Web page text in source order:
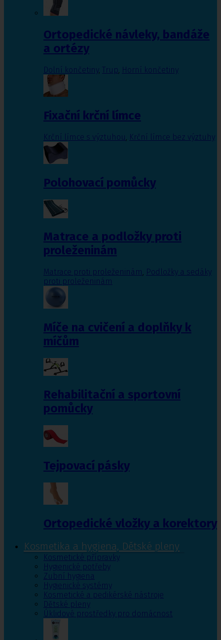
Ortopedické návleky, bandáže
a ortézy
Dolní končetiny, Trup, Horní končetiny
Fixační krční límce
Krční límce s výztuhou Krční límce bez výztuhy
Polohovací pomůcky
Matrace a podložky proti
proleženinám
Matrace proti proleženinám, Podložky a sedáky
proti proleženinám
Míče na cvičení a doplňky k
míčům
Rehabilitační a sportovní
pomůcky
Tejpovací pásky
Ortopedické vložky a korektory
Kosmetika a hygiena, Dětské pleny
Kosmetické přípravky
Hygienické potřeby
Zubní hygiena
Hygienické systémy
Kosmetické a pedikérské nástroje
Dětské pleny
Úklidové prostředky pro domácnost